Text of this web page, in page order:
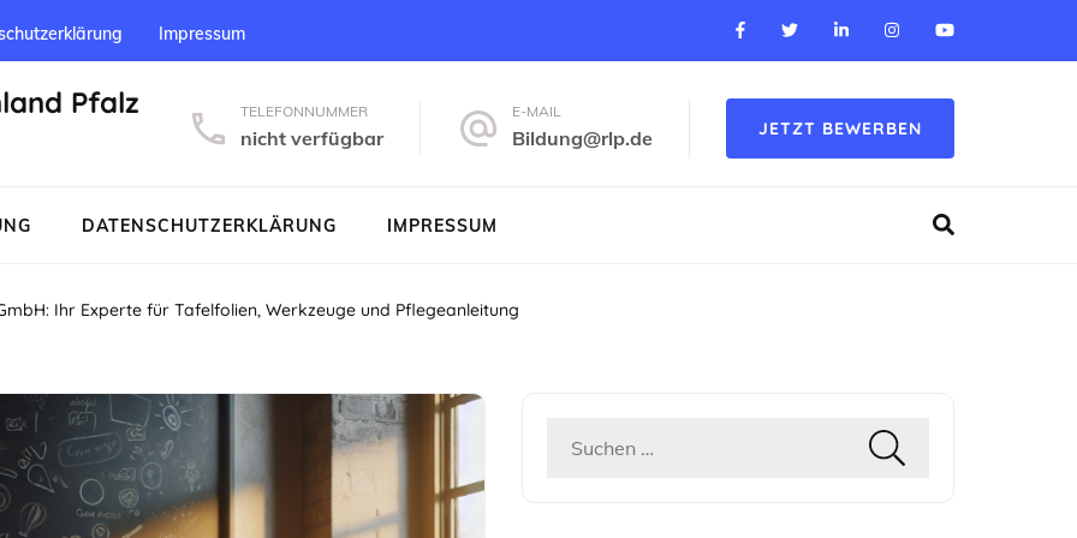
Impressum
Pfalz TELEFONNUMMER
nicht verfügbar
E-MAIL
Bildung@rlp.de JETZT BEWERBEN
DATENSCHUTZERKLÄRUNG IMPRESSUM
Ihr Experte für Tafelfolien, Werkzeuge und Pflegeanleitung
Suchen